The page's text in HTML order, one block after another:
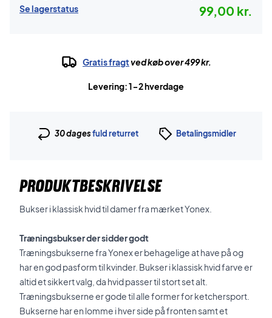
Se lagerstatus
99,00 kr.
Gratis fragtved køb over 499 kr.
Levering: 1-2 hverdage
30 dagesfuld returret Betalingsmidler
PRODUKTBESKRIVELSE
Bukser i klassisk hvid til damer fra mærket Yonex.
Træningsbukser der sidder godt
Træningsbukserne fra Yonex er behagelige at have på og
har en god pasform til kvinder. Bukser i klassisk hvid farve er
altid et sikkert valg, da hvid passer til stort set alt.
Træningsbukserne er gode til alle former for ketchersport.
Bukserne har en lomme i hver side på fronten samt et